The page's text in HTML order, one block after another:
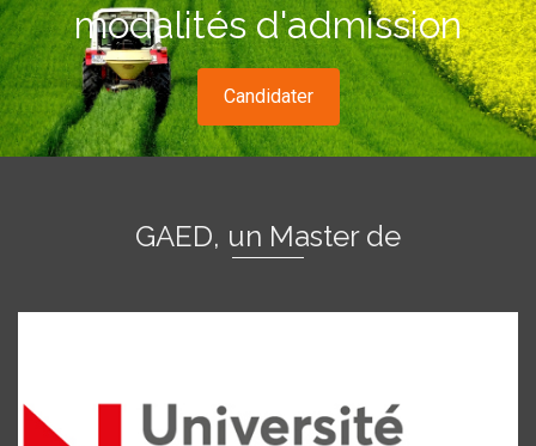
modalités d'admission
Candidater
GAED, un Master de